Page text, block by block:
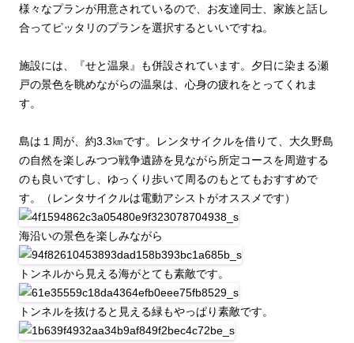
様々なプランが用意されているので、お友達同士、家族と話し
合ってピッタリのプランを選択するといいですね。
施設には、『せと温泉』も併設されています。夕日に染まる瀬
戸の景色を眺めながらの温泉は、心身の疲れをとってくれま
す。
島は１周が、約3.3㎞です。レンタサイクルを借りて、大久野島
の自然を楽しみつつ戦争遺跡を見ながら所定コースを周遊する
のも良いですし、ゆっくり歩いて周るのもとてもおすすめで
す。（レンタサイクルは電動アシストがオススメです）
海沿いの景色を楽しみながら
トンネルから見える海がとても素敵です。
トンネルを抜けると見える緑もやっぱり素敵です。